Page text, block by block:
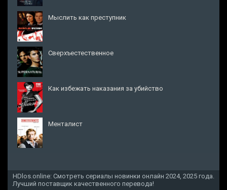
Мыслить как преступник
Сверхъестественное
Как избежать наказания за убийство
Менталист
HDlos.online: Смотреть сериалы новинки онлайн 2024, 2025 года.
Лучший поставщик качественного перевода!